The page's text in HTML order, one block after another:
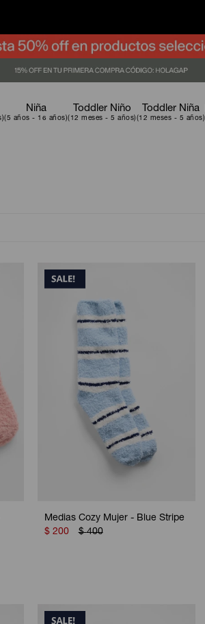
Niña Toddler Niño Toddler Niña
Medias Cozy Mujer - Blue Stripe
$ 200 $ 400